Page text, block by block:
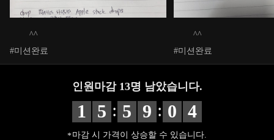
^^
#미션완료
^^
#미션완료
인원마감 13명 남았습니다.
1 5 : 5 9 : 0 2
마감 시 가격이 상승할 수 있습니다.